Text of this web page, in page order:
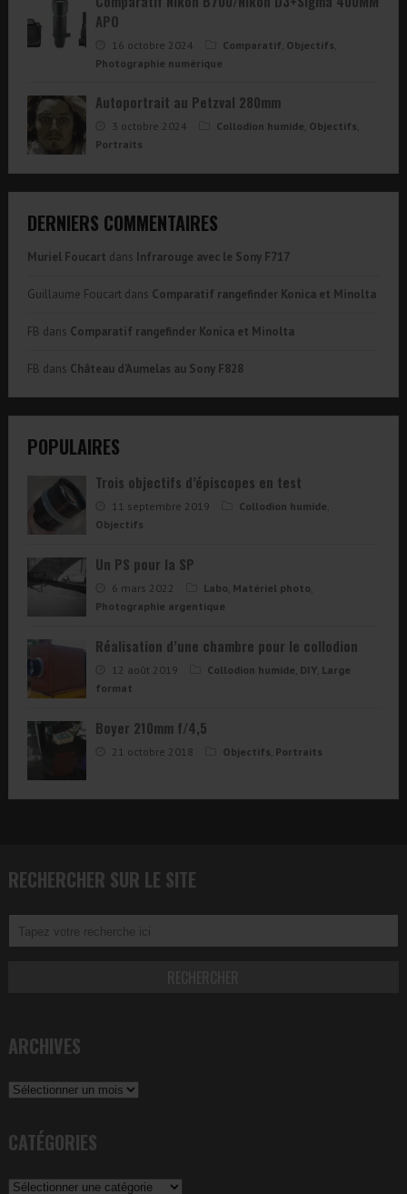
APO
16 octobre 2024 Comparatif Objectifs
Photographie numérique
Autoportrait au Petzval 280mm
3 octobre 2024 Collodion humide Objectifs
Portraits
DERNIERS COMMENTAIRES
Muriel Foucart dans Infrarouge avec le Sony F717
Guillaume Foucartdans Comparatif rangefinder Konica et Minolta
FB dans Comparatif rangefinder Konica et Minolta
FB dans Château d’Aumelas au Sony F828
POPULAIRES
Trois objectifs d’épiscopes en test
11 septembre 2019 Collodion humide
Objectifs
Un PS pour la SP
6 mars 2022 Labo Matériel photo
Photographie argentique
Réalisation d’une chambre pour le collodion
12 août 2019 Collodion humide DIY, Large
format
Boyer 210mm f/4,5
21 octobre 2018 Objectifs Portraits
RECHERCHER SUR LE SITE
ARCHIVES
Archives
CATÉGORIES
Catégories